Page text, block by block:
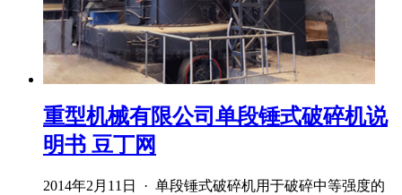
重型机械有限公司单段锤式破碎机说
明书 豆丁网
2014年2月11日 · 单段锤式破碎机用于破碎中等强度的